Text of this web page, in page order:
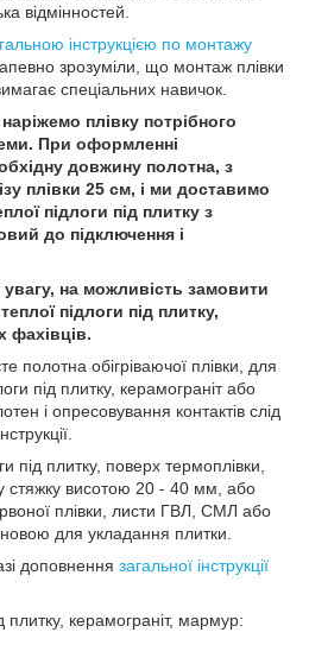
відмінностей.
інструкцією по монтажу
зрозуміли, що монтаж плівки
спеціальних навичок.
плівку потрібного
При оформленні
довжину полотна, з
плівки 25 см, і ми доставимо
підлоги під плитку з
до підключення і
на можливість замовити
підлоги під плитку,
фахівців.
полотна обігріваючої плівки, для
під плитку, керамограніт або
і опресовування контактів слід
під плитку, поверх термоплівки,
стяжку висотою 20 - 40 мм, або
плівки, листи ГВЛ, СМЛ або
для укладання плитки.
доповнення загальної інструкції
плитку, керамограніт, мармур: